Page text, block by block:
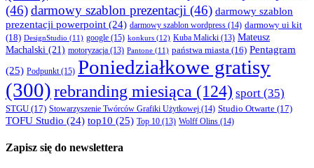
(46)darmowy szablon prezentacji (46) darmowy szablon
prezentacji powerpoint (24) darmowy szablon wordpress (14) darmowy ui kit
(18) DesignStudio (11) google (15) konkurs (12) Kuba Malicki (13) Mateusz
Machalski (21) motoryzacja (13) Pantone (11) państwa miasta (16) Pentagram
(25) Podpunkt (15) Poniedziałkowe gratisy
(300)rebranding miesiąca (124) sport (35)
STGU (17) Stowarzyszenie Twórców Grafiki Użytkowej (14) Studio Otwarte (17)
TOFU Studio (24) top10 (25) Top 10 (13) Wolff Olins (14)
Zapisz się do newslettera